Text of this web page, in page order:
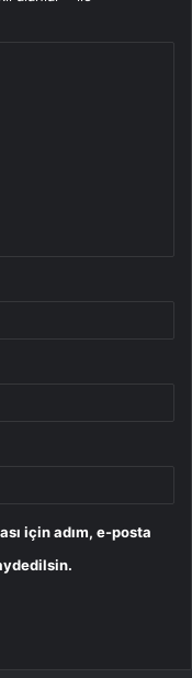
için adım, e-posta